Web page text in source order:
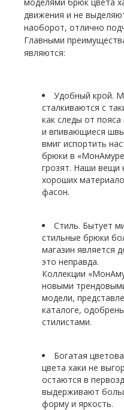
движения и не
наоборот, отлично
Главными
являются:
Удобный крой.
сталкиваются с
как следы от
и впивающиеся
вмиг испортить
брюки в
грозят. Наши вещи
хороших
фасон.
Стиль. Бытует
стильные брюки
магазин является
это неправда.
Коллекции
новыми
модели,
каталоге,
стилистами.
Богатая
цвета хаки не
остаются в
выдерживают
форму и яркость.